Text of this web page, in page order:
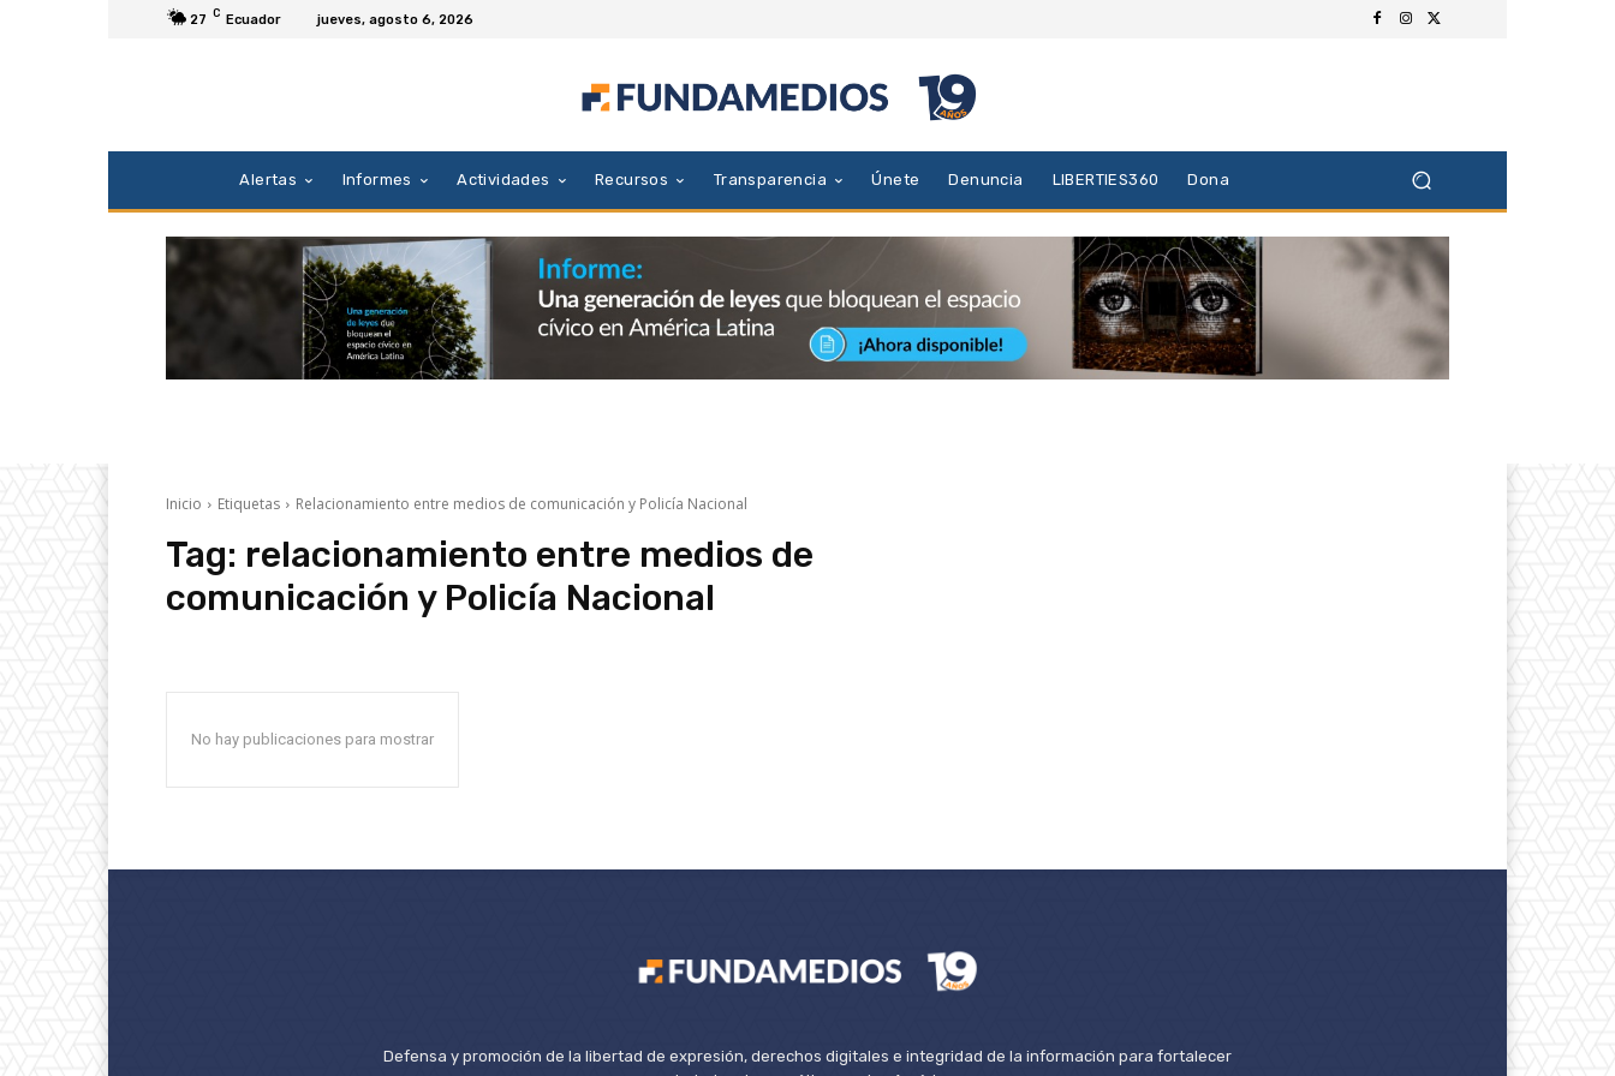
27 C Ecuador jueves, agosto 6, 2026
Alertas Informes Actividades Recursos Transparencia Únete Denuncia LIBERTIES360 Dona
Inicio Etiquetas Relacionamiento entre medios de comunicación y Policía Nacional
Tag: relacionamiento entre medios de
comunicación y Policía Nacional
No hay publicaciones para mostrar
Defensa y promoción de la libertad de expresión, derechos digitales e integridad de la información para fortalecer